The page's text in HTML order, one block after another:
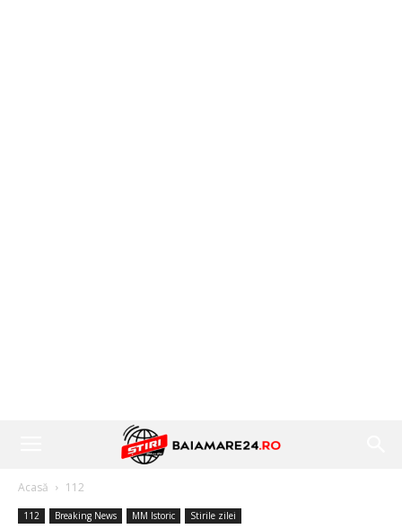
Acasă 112
112 Breaking News MM Istoric Stirile zilei